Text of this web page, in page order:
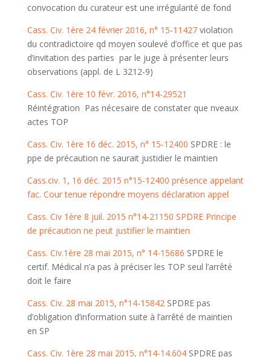
convocation du curateur est une irrégularité de fond
Cass. Civ. 1ère 24 février 2016, n° 15-11427violation
du contradictoire qd moyen soulevé d’office et que pas
d’invitation des parties par le juge à présenter leurs
observations (appl. de L 3212-9)
Cass. Civ. 1ère 10 févr. 2016, n°14-29521
Réintégration Pas nécesaire de constater que nveaux
actes TOP
Cass. Civ. 1ère 16 déc. 2015, n° 15-12400 SPDRE : le
ppe de précaution ne saurait justidier le maintien
Cass.civ. 1, 16 déc. 2015 n°15-12400 présence appelant
fac. Cour tenue répondre moyens déclaration appel
Cass. Civ 1ère 8 juil. 2015 n°14-21150 SPDRE Principe
de précaution ne peut justifier le maintien
Cass. Civ.1ère 28 mai 2015, n° 14-15686 SPDRE le
certif. Médical n’a pas à préciser les TOP seul l’arrêté
doit le faire
Cass. Civ. 28 mai 2015, n°14-15842SPDRE pas
d’obligation d’information suite à l’arrêté de maintien
en SP
Cass. Civ. 1ère 28 mai 2015, n°14-14.604SPDRE pas